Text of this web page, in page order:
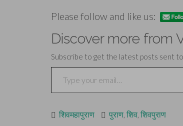
Please follow and like us:
Discover more from
Subscribe to get the latest posts sent
Type your email…
शिवमहापुराण पुराण, शिव, शिवपुराण